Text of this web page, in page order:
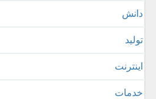
دانش
تولید
اینترنت
خدمات